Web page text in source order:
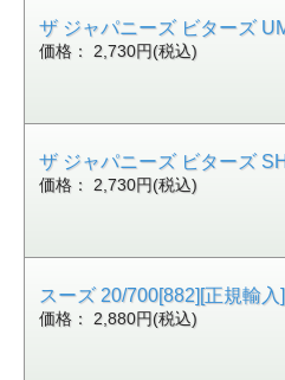
ザ ジャパニーズ ビターズ
価格： 2,730円(税込)
ザ ジャパニーズ ビターズ
価格： 2,730円(税込)
スーズ 20/700[882][正規輸
価格： 2,880円(税込)